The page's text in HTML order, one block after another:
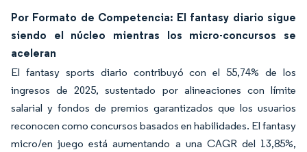
Por Formato de Competencia: El fantasy diario sigue
siendo el núcleo mientras los micro-concursos se
aceleran
El fantasy sports diario contribuyó con el 55,74% de los
ingresos de 2025, sustentado por alineaciones con límite
salarial y fondos de premios garantizados que los usuarios
reconocen como concursos basados en habilidades. El fantasy
micro/en juego está aumentando a una CAGR del 13,85%,